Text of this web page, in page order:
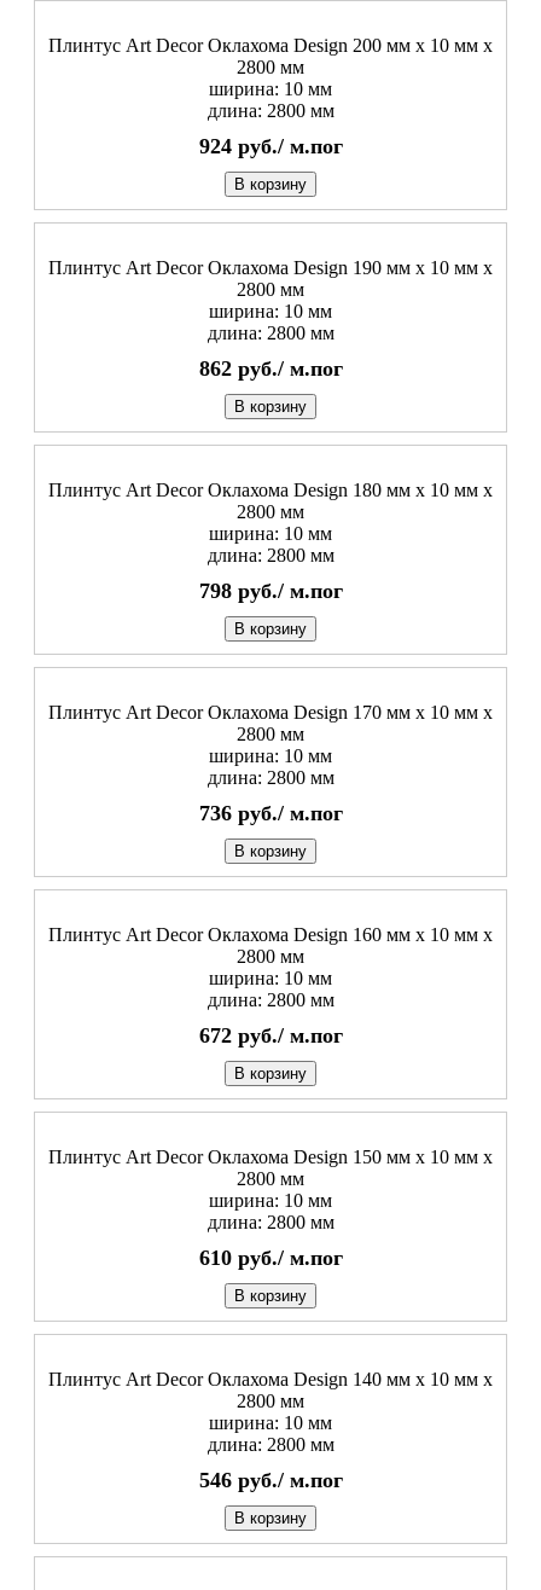
Плинтус Art Decor Оклахома Design 200 мм х 10 мм х
2800 мм
ширина: 10 мм
длина: 2800 мм
924 руб./ м.пог
В корзину
Плинтус Art Decor Оклахома Design 190 мм х 10 мм х
2800 мм
ширина: 10 мм
длина: 2800 мм
862 руб./ м.пог
В корзину
Плинтус Art Decor Оклахома Design 180 мм х 10 мм х
2800 мм
ширина: 10 мм
длина: 2800 мм
798 руб./ м.пог
В корзину
Плинтус Art Decor Оклахома Design 170 мм х 10 мм х
2800 мм
ширина: 10 мм
длина: 2800 мм
736 руб./ м.пог
В корзину
Плинтус Art Decor Оклахома Design 160 мм х 10 мм х
2800 мм
ширина: 10 мм
длина: 2800 мм
672 руб./ м.пог
В корзину
Плинтус Art Decor Оклахома Design 150 мм х 10 мм х
2800 мм
ширина: 10 мм
длина: 2800 мм
610 руб./ м.пог
В корзину
Плинтус Art Decor Оклахома Design 140 мм х 10 мм х
2800 мм
ширина: 10 мм
длина: 2800 мм
546 руб./ м.пог
В корзину